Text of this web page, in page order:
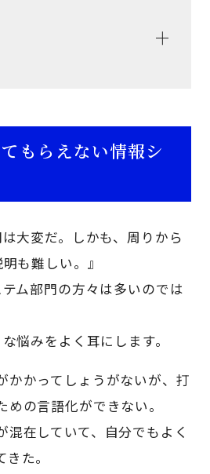
もらえない情報シ
は大変だ。しかも、周りから
も難しい。』
ム部門の方々は多いのでは
悩みをよく耳にします。
かかってしょうがないが、打
めの言語化ができない。
混在していて、自分でもよく
た。